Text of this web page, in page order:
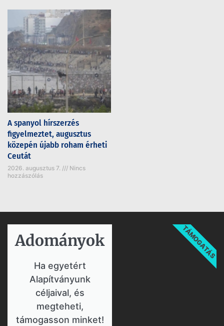
A spanyol hírszerzés
figyelmeztet, augusztus
közepén újabb roham érheti
Ceutát
2026. augusztus 7.
Nincs
hozzászólás
Adományok​
Ha egyetért
Alapítványunk
céljaival, és
megteheti,
támogasson minket!
TÁMOGATÁS